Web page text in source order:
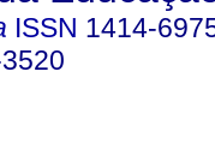
ISSN 1414-